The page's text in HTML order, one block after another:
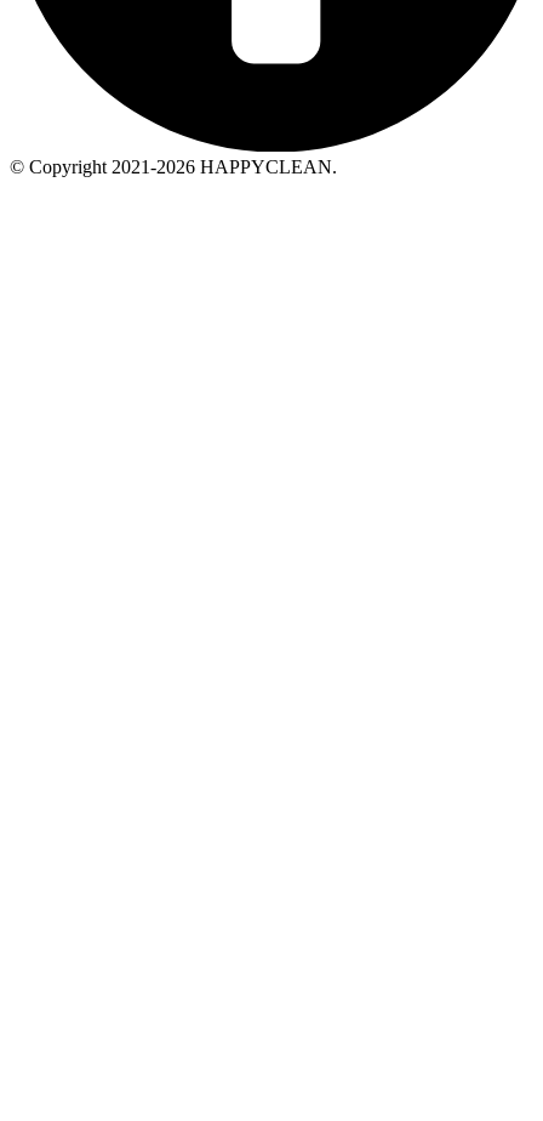
© Copyright 2021-2026 HAPPYCLEAN.